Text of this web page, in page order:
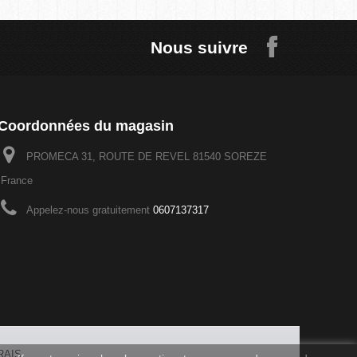
Nous suivre
du magasin
PROMECA 31, ROUTE DE REVEL 81540 SOREZE
France
Appelez-nous gratuitement 0607137317